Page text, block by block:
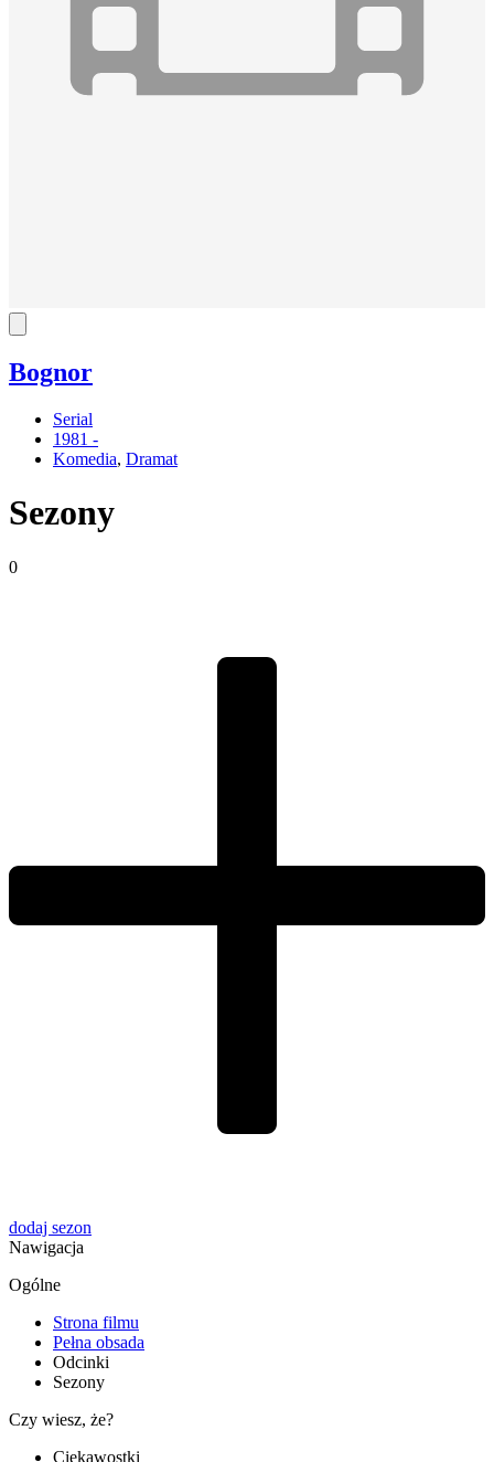
Bognor
Serial
1981 -
Komedia, Dramat
Sezony
0
dodaj sezon
Nawigacja
Ogólne
Strona filmu
Pełna obsada
Odcinki
Sezony
Czy wiesz, że?
Ciekawostki